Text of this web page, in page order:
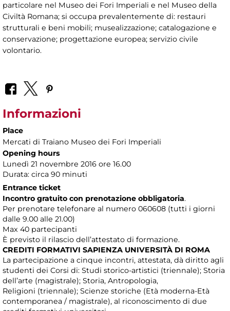
particolare nel Museo dei Fori Imperiali e nel Museo della
Civiltà Romana; si occupa prevalentemente di: restauri
strutturali e beni mobili; musealizzazione; catalogazione e
conservazione; progettazione europea; servizio civile
volontario.
Informazioni
Place
Mercati di Traiano Museo dei Fori Imperiali
Opening hours
Lunedì 21 novembre 2016 ore 16.00
Durata: circa 90 minuti
Entrance ticket
Incontro gratuito con prenotazione obbligatoria.
Per prenotare telefonare al numero 060608 (tutti i giorni
dalle 9.00 alle 21.00)
Max 40 partecipanti
È previsto il rilascio dell’attestato di formazione.
CREDITI FORMATIVI SAPIENZA UNIVERSITÀ DI ROMA
La partecipazione a cinque incontri, attestata, dà diritto agli
studenti dei Corsi di: Studi storico-artistici (triennale); Storia
dell’arte (magistrale); Storia, Antropologia,
Religioni (triennale); Scienze storiche (Età moderna-Età
contemporanea / magistrale), al riconoscimento di due